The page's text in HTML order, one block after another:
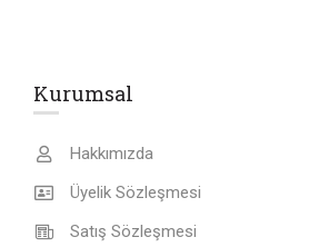
Kurumsal
Hakkımızda
Üyelik Sözleşmesi
Satış Sözleşmesi